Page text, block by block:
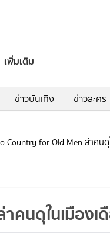
เพิ่มเติม
ข่าวบันเทิง ข่าวละคร
Country for Old Men ล่าคนดุ
คนดุในเมืองเ